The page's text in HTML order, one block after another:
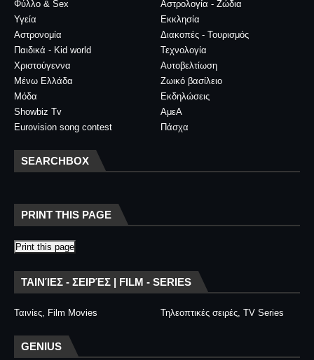
Φύλλο & Sex
Αστρολογία - Ζώδια
Υγεία
Εκκλησία
Αστρονομία
Διακοπές - Τουρισμός
Παιδικά - Kid world
Τεχνολογία
Χριστούγεννα
Αυτοβελτίωση
Μένω Ελλάδα
Ζωικό βασίλειο
Μόδα
Εκδηλώσεις
Showbiz Tv
ΑμεΑ
Eurovision song contest
Πάσχα
SEARCHBOX
PRINT THIS PAGE
Print this page
ΤΑΙΝΊΕΣ - ΣΕΙΡΈΣ | FILM - SERIES
Ταινίες, Film Movies Τηλεοπτικές σειρές, TV Series
GENIUS